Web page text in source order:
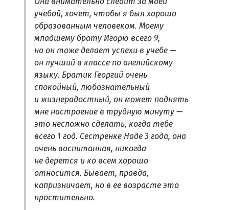
учебой, хочет, чтобы я был хорошо
образованным человеком. Моему
младшему брату Игорю всего 9,
но он тоже делает успехи в учебе —
он лучший в классе по английскому
языку. Братик Георгий очень
спокойный, любознательный
и жизнерадостный, он может поднять
мне настроение в трудную минуту —
это несложно сделать, когда тебе
всего 1 год. Сестренке Наде 3 года, она
очень воспитанная, никогда
не дерется и ко всем хорошо
относится. Бывает, правда,
капризничает, но в ее возрасте это
простительно.